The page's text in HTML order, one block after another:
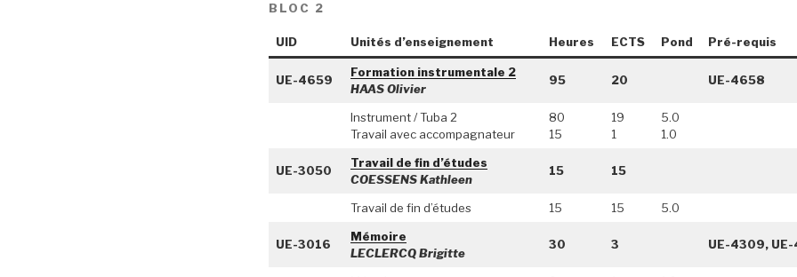
BLOC 2
UID Unités d’enseignement Heures ECTS Pond Pré-requis
UE-4659
Formation instrumentale 2
HAAS Olivier
95 20 UE-4658
Instrument / Tuba 2
Travail avec accompagnateur
80
15
19
1
5.0
1.0
UE-3050
Travail de fin d’études
COESSENS Kathleen
15 15
Travail de fin d’études 15 15 5.0
UE-3016
Mémoire
LECLERCQ Brigitte
30 3 UE-4309,